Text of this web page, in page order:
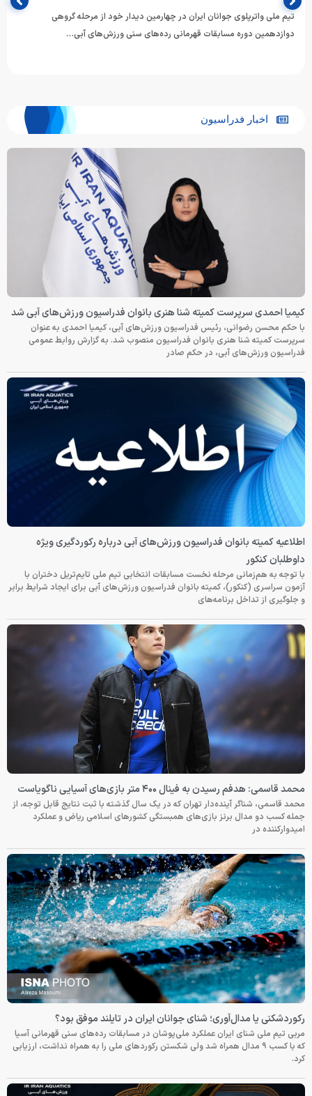
تیم ملی واترپلوی جوانان ایران در چهارمین دیدار خود از مرحله گروهی
دوازدهمین دوره مسابقات قهرمانی رده‌های سنی ورزش‌های آبی…
اخبار فدراسیون
کیمیا احمدی سرپرست کمیته شنا هنری بانوان فدراسیون ورزش‌های آبی شد
با حکم محسن رضوانی، رئیس فدراسیون ورزش‌های آبی، کیمیا احمدی به عنوان
سرپرست کمیته شنا هنری بانوان فدراسیون منصوب شد. به گزارش روابط عمومی
فدراسیون ورزش‌های آبی، در حکم صادر
اطلاعیه کمیته بانوان فدراسیون ورزش‌های آبی درباره رکوردگیری ویژه
داوطلبان کنکور
با توجه به هم‌زمانی مرحله نخست مسابقات انتخابی تیم ملی تایم‌تریل دختران با
آزمون سراسری (کنکور)، کمیته بانوان فدراسیون ورزش‌های آبی برای ایجاد شرایط برابر
و جلوگیری از تداخل برنامه‌های
محمد قاسمی: هدفم رسیدن به فینال ۴۰۰ متر بازی‌های آسیایی ناگویاست
محمد قاسمی، شناگر آینده‌دار تهران که در یک سال گذشته با ثبت نتایج قابل توجه، از
جمله کسب دو مدال برنز بازی‌های همبستگی کشورهای اسلامی ریاض و عملکرد
امیدوارکننده در
رکوردشکنی یا مدال‌آوری؛ شنای جوانان ایران در تایلند موفق بود؟
مربی تیم ملی شنای ایران عملکرد ملی‌پوشان در مسابقات رده‌های سنی قهرمانی آسیا
که با کسب ۹ مدال همراه شد ولی شکستن رکوردهای ملی را به همراه نداشت، ارزیابی
کرد.